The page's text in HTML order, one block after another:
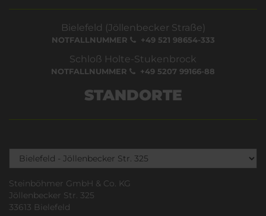
Bielefeld (Jöllenbecker Straße)
NOTFALLNUMMER +49 521 98654-333
Schloß Holte-Stukenbrock
NOTFALLNUMMER +49 5207 99166-88
STANDORTE
Steinböhmer GmbH & Co. KG
Jöllenbecker Str. 325
33613 Bielefeld